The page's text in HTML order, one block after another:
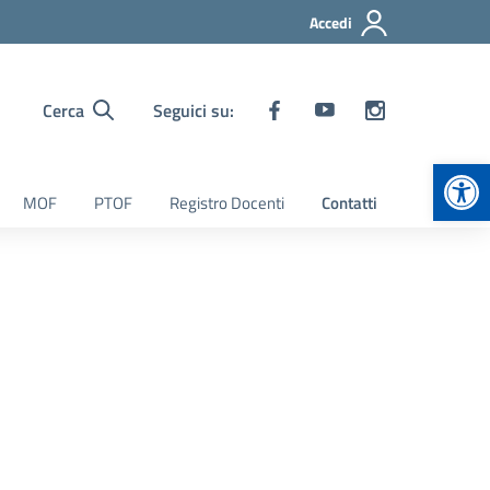
Accedi
Cerca Seguici su:
MOF PTOF Registro Docenti Contatti